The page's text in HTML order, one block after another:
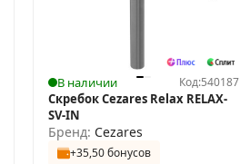
В наличии Код:540187
Скребок Cezares Relax RELAX-
SV-IN
Бренд: Cezares
+35,50 бонусов